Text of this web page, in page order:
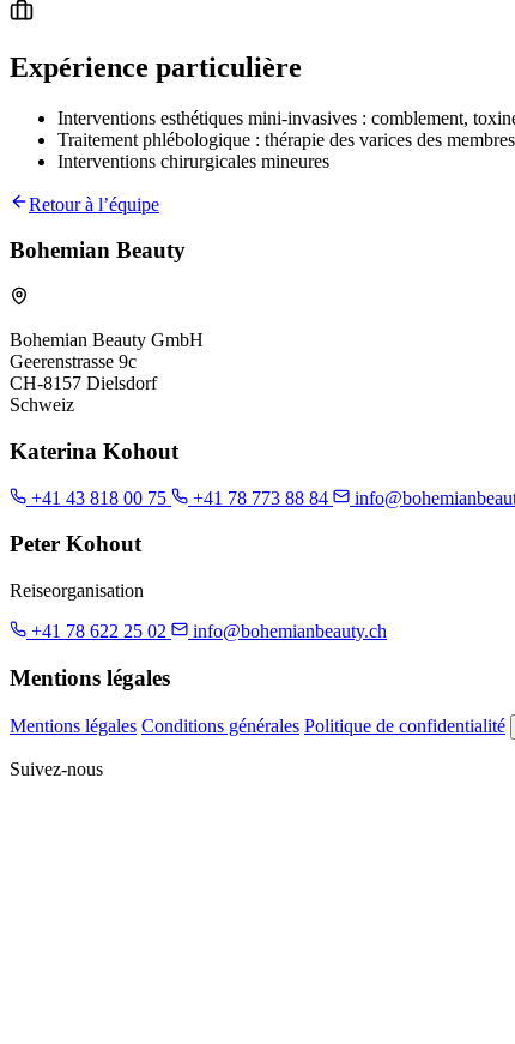
Expérience particulière
Interventions esthétiques mini-invasives : comblement,
Traitement phlébologique : thérapie des varices des
Interventions chirurgicales mineures
Retour à l’équipe
Bohemian Beauty
Bohemian Beauty GmbH
Geerenstrasse 9c
CH-8157 Dielsdorf
Schweiz
Katerina Kohout
+41 43 818 00 75 +41 78 773 88 84
Peter Kohout
Reiseorganisation
+41 78 622 25 02
info@bohemianbeauty.ch
Mentions légales
Mentions légales Conditions générales Politique de confidentialité
Suivez-nous